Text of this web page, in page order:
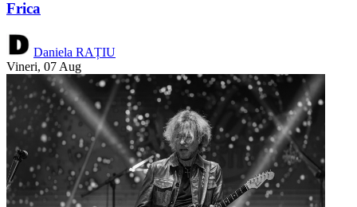
Frica
Daniela RAȚIU
Vineri, 07 Aug